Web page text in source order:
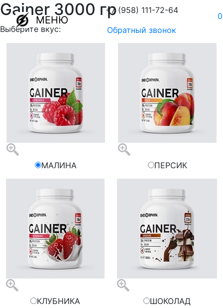
МЕНЮ
+7 (958) 111-72-64
Обратный звонок
0
Gainer 3000 гр
Выберите вкус:
МАЛИНА ПЕРСИК
КЛУБНИКА ШОКОЛАД